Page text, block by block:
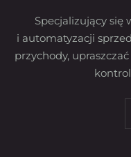
Specjalizujący
i automatyzacji
przychody,